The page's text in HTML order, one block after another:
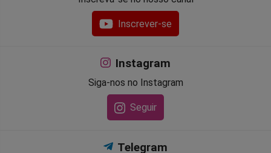
Inscrever-se
Instagram
Siga-nos no Instagram
Seguir
Telegram